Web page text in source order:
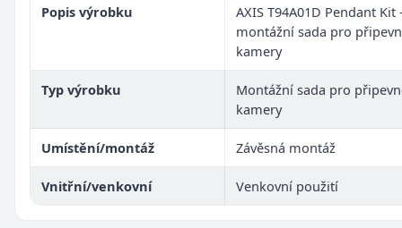
Popis výrobku
AXIS T94A01D Pendant Kit
montážní sada pro
kamery
Typ výrobku
Montážní sada pro
kamery
Umístění/montáž Závěsná montáž
Vnitřní/venkovní Venkovní použití